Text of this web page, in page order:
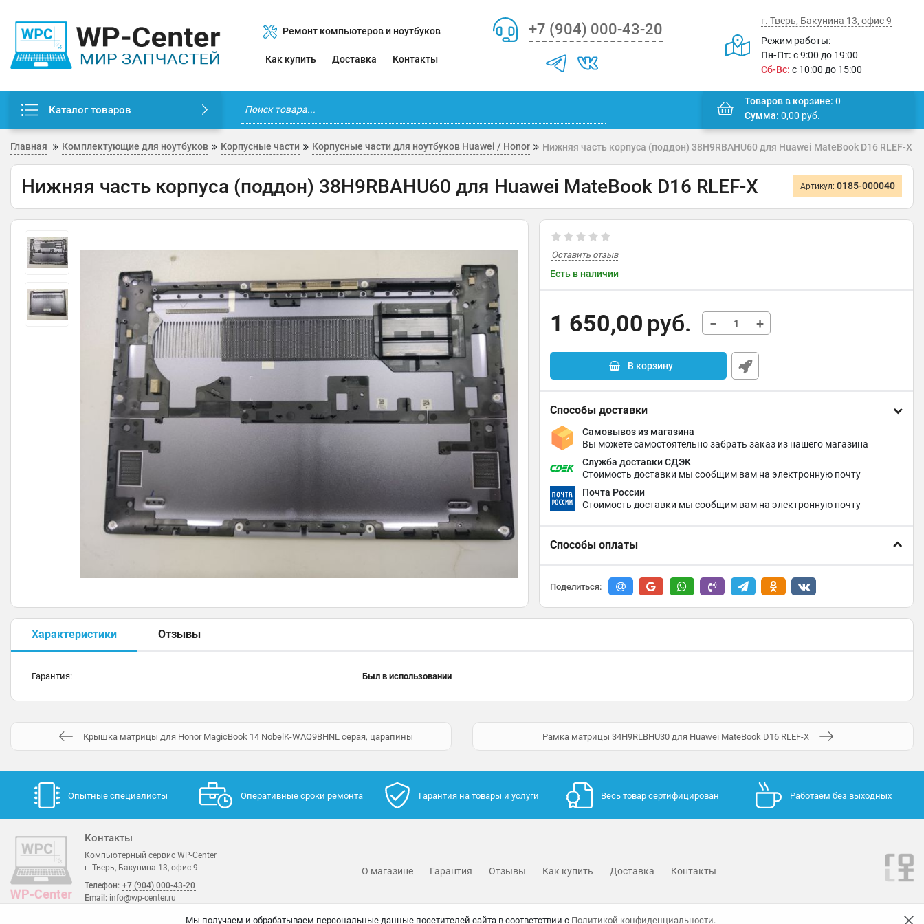
Ремонт компьютеров и ноутбуков
Как купить Доставка Контакты
+7 (904) 000-43-20
г. Тверь, Бакунина 13, офис 9
Режим работы:
Пн-Пт: с 9:00 до 19:00
Сб-Вс: с 10:00 до 15:00
Каталог товаров
Товаров в корзине: 0
Сумма: 0,00 руб.
Главная Комплектующие для ноутбуков Корпусные части Корпусные части для ноутбуков Huawei / Honor Нижняя часть корпуса (поддон) 38H9RBAHU60 для Huawei MateBook D16 RLEF-X
Нижняя часть корпуса (поддон) 38H9RBAHU60 для Huawei MateBook D16 RLEF-X Артикул: 0185-000040
Оставить отзыв
Есть в наличии
1 650,00 руб. − +
В корзину
Способы доставки
Самовывоз из магазина
Вы можете самостоятельно забрать заказ из нашего магазина
Служба доставки СДЭК
Стоимость доставки мы сообщим вам на электронную почту
Почта России
Стоимость доставки мы сообщим вам на электронную почту
Способы оплаты
Поделиться:
Характеристики Отзывы
Гарантия: Был в использовании
Крышка матрицы для Honor MagicBook 14 NobelK-WAQ9BHNL серая, царапины Рамка матрицы 34H9RLBHU30 для Huawei MateBook D16 RLEF-X
Мы получаем и обрабатываем персональные данные посетителей сайта в соответствии с Политикой конфиденциальности.
Опытные специалисты Оперативные сроки ремонта Гарантия на товары и услуги Весь товар сертифицирован Работаем без выходных
Контакты
Компьютерный сервис WP-Center
г. Тверь, Бакунина 13, офис 9
Телефон: +7 (904) 000-43-20
Email: info@wp-center.ru
О магазине Гарантия Отзывы Как купить Доставка Контакты